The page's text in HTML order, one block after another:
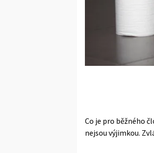
Co je pro běžného
nejsou výjimkou.